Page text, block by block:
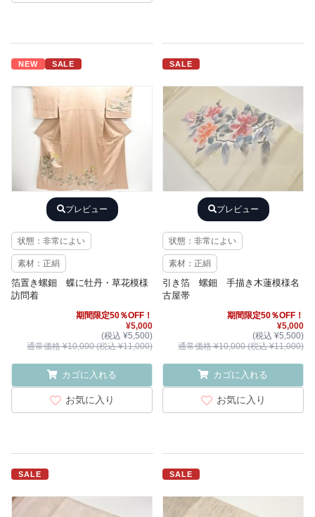
NEW SALE
プレビュー
状態：非常によい
素材：正絹
箔置き螺鈿 蝶に牡丹・草花模様
訪問着
期間限定50％OFF！
¥5,000
(税込 ¥5,500)
通常価格 ¥10,000 (税込 ¥11,000)
カゴに入れる
お気に入り
SALE
プレビュー
状態：非常によい
素材：正絹
引き箔 螺鈿 手描き木蓮模様名
古屋帯
期間限定50％OFF！
¥5,000
(税込 ¥5,500)
通常価格 ¥10,000 (税込 ¥11,000)
カゴに入れる
お気に入り
SALE SALE